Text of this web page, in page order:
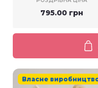
795.00 грн
Власне